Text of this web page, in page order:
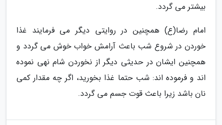
بیشتر می گردد.
امام رضا(ع) همچنین در روایتی دیگر می فرمایند غذا
خوردن در شروع شب باعث آرامش خواب خوش می گردد و
همچنین ایشان در حدیثی دیگر از نخوردن شام نهی نموده
اند و فرموده اند: شب حتما غذا بخورید، اگر چه مقدار کمی
نان باشد زیرا باعث قوت جسم می گردد.